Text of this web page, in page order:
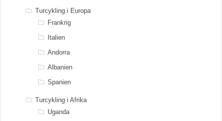
Turcykling i Europa
Frankrig
Italien
Andorra
Albanien
Spanien
Turcykling i Afrika
Uganda